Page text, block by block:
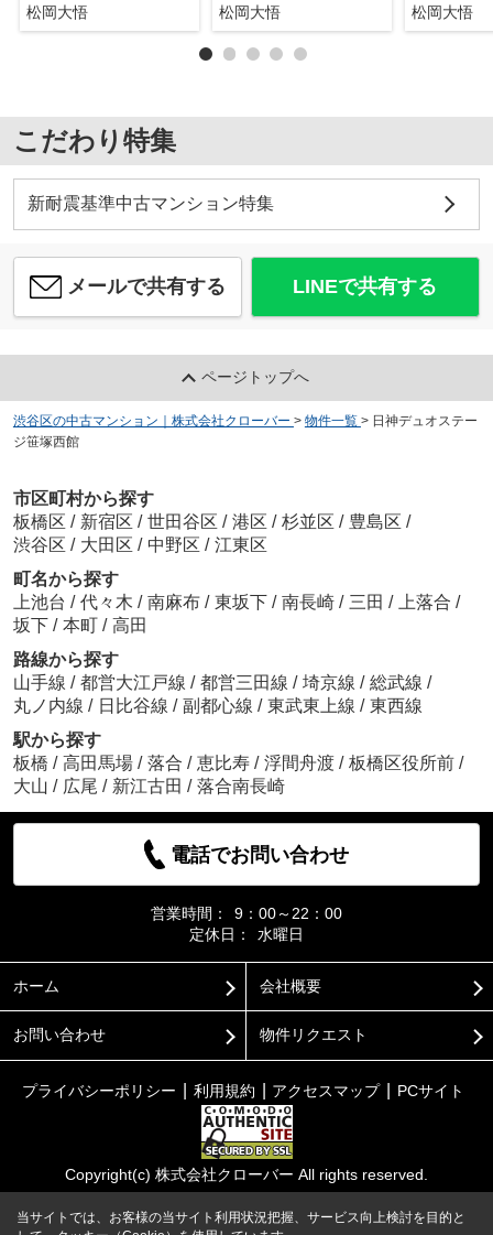
松岡大悟 松岡大悟 松岡大悟
こだわり特集
新耐震基準中古マンション特集
メールで共有する LINEで共有する
ページトップへ
渋谷区の中古マンション｜株式会社クローバー > 物件一覧 > 日神デュオステー
ジ笹塚西館
市区町村から探す
板橋区 / 新宿区 / 世田谷区 / 港区 / 杉並区 / 豊島区 /
渋谷区 / 大田区 / 中野区 / 江東区
町名から探す
上池台 / 代々木 / 南麻布 / 東坂下 / 南長崎 / 三田 / 上落合 /
坂下 / 本町 / 高田
路線から探す
山手線 / 都営大江戸線 / 都営三田線 / 埼京線 / 総武線 /
丸ノ内線 / 日比谷線 / 副都心線 / 東武東上線 / 東西線
駅から探す
板橋 / 高田馬場 / 落合 / 恵比寿 / 浮間舟渡 / 板橋区役所前 /
大山 / 広尾 / 新江古田 / 落合南長崎
電話でお問い合わせ
営業時間：
9：00～22：00
定休日：
水曜日
ホーム 会社概要
お問い合わせ 物件リクエスト
プライバシーポリシー 利用規約 アクセスマップ PCサイト
Copyright(c) 株式会社クローバー All rights reserved.
当サイトでは、お客様の当サイト利用状況把握、サービス向上検討を目的と